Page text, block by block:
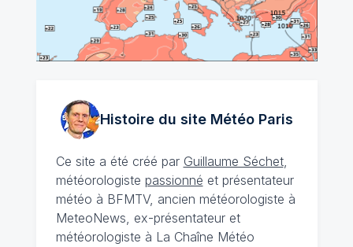
Histoire du site MétéoParis
Ce site a été créé par Guillaume Séchet,
météorologiste passionné et présentateur
météo à BFMTV, ancien météorologiste à
MeteoNews, ex-présentateur et
météorologiste à La Chaîne Météo